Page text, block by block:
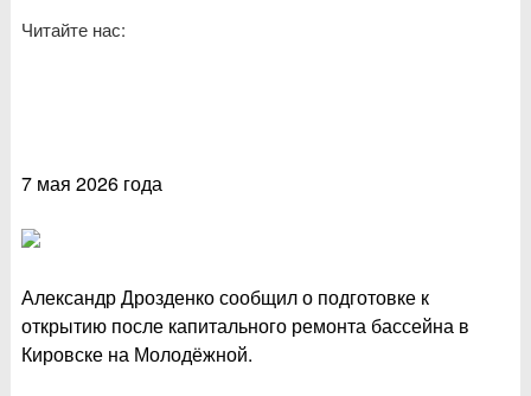
Читайте нас:
7 мая 2026 года
Александр Дрозденко сообщил о подготовке к
открытию после капитального ремонта бассейна в
Кировске на Молодёжной.